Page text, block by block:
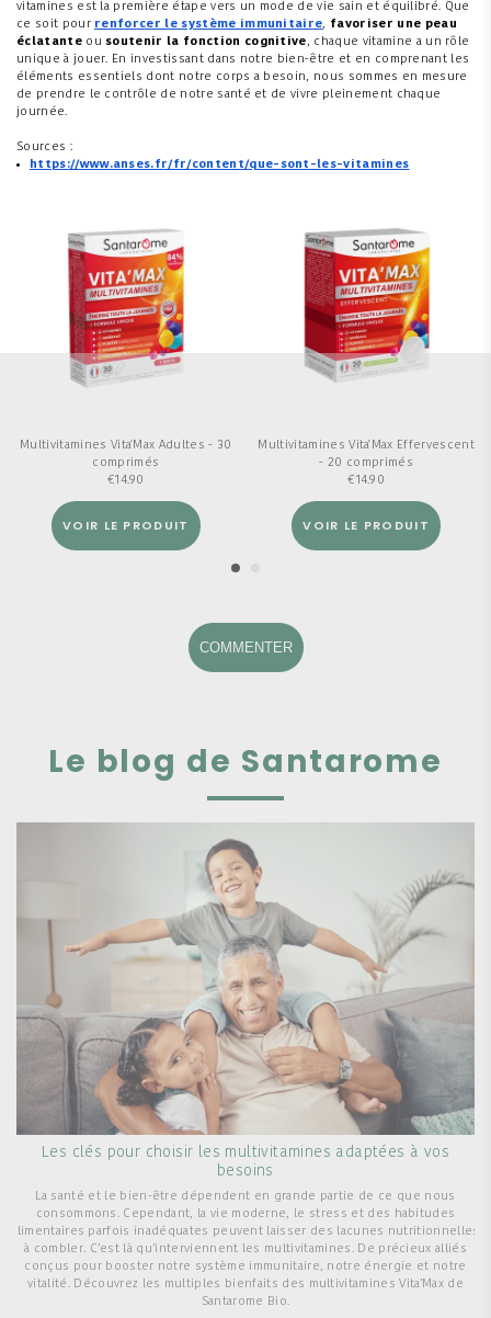
vitamines est la première étape vers un mode de vie sain et équilibré. Que
ce soit pour renforcer le système immunitaire, favoriser une peau
éclatanteousoutenir la fonction cognitive, chaque vitamine a un rôle
unique à jouer. En investissant dans notre bien-être et en comprenant les
éléments essentiels dont notre corps a besoin, nous sommes en mesure
de prendre le contrôle de notre santé et de vivre pleinement chaque
journée.
Sources :
https://www.anses.fr/fr/content/que-sont-les-vitamines
Multivitamines Vita'Max Adultes - 30
comprimés
€14.90
VOIR LE PRODUIT
Multivitamines Vita'Max Effervescent
- 20 comprimés
€14.90
VOIR LE PRODUIT
COMMENTER
Le blog de Santarome
Les clés pour choisir les multivitamines adaptées à vos
besoins
La santé et le bien-être dépendent en grande partie de ce que nous
consommons. Cependant, la vie moderne, le stress et des habitudes
alimentaires parfois inadéquates peuvent laisser des lacunes nutritionnelles
à combler. C’est là qu’interviennent les multivitamines. De précieux alliés
conçus pour booster notre système immunitaire, notre énergie et notre
vitalité. Découvrez les multiples bienfaits des multivitamines Vita’Max de
Santarome Bio.